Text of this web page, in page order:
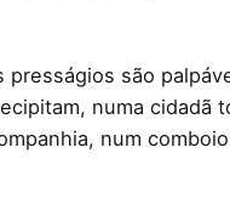
presságios são
numa cidadã
num